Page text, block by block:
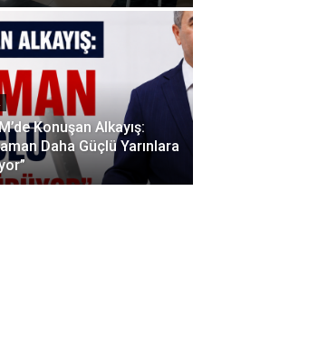
Konuşan Alkayış:
Daha Güçlü Yarınlara